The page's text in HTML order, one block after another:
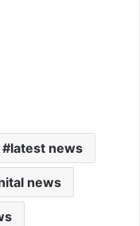
latest news
news